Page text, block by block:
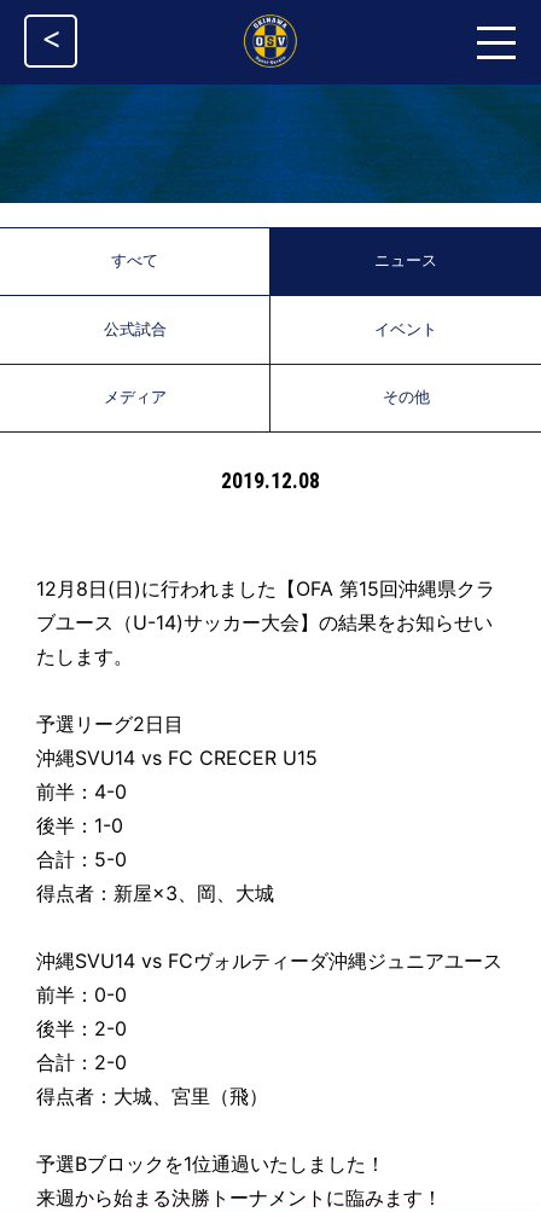
<
すべて ニュース
公式試合 イベント
メディア その他
2019.12.08
12月8日(日)に行われました【OFA 第15回沖縄県クラ
ブユース（U-14)サッカー大会】の結果をお知らせい
たします。
予選リーグ2日目
沖縄SVU14 vs FC CRECER U15
前半：4-0
後半：1-0
合計：5-0
得点者：新屋×3、岡、大城
沖縄SVU14 vs FCヴォルティーダ沖縄ジュニアユース
前半：0-0
後半：2-0
合計：2-0
得点者：大城、宮里（飛）
予選Bブロックを1位通過いたしました！
来週から始まる決勝トーナメントに臨みます！